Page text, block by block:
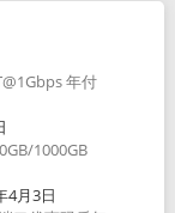
年付
1000GB
4月3日